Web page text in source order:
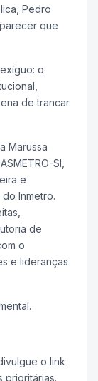
Pedro
que
o
de trancar
Marussa
SI,
e
Inmetro.
de
o
e lideranças
o link
prioritárias.